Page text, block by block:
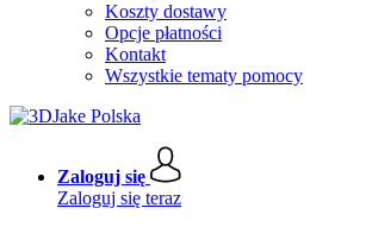
Koszty dostawy
Opcje płatności
Kontakt
Wszystkie tematy pomocy
Zaloguj się
Zaloguj się teraz